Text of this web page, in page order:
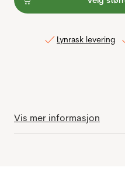
Lynrask levering
Vis mer informasjon